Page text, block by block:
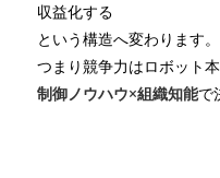
収益化する
という構造へ変わります。
つまり競争力はロボット
制御ノウハウ×組織知能で